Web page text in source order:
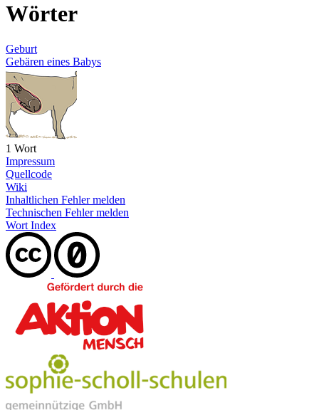
Wörter
Geburt
Gebären eines Babys
1 Wort
Impressum
Quellcode
Wiki
Inhaltlichen Fehler melden
Technischen Fehler melden
Wort Index